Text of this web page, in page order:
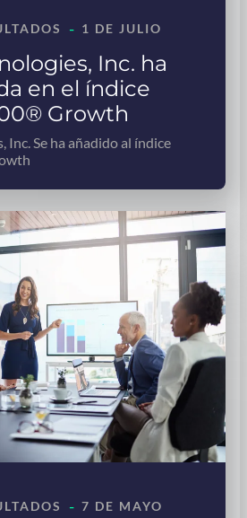
Inc. ha
en el índice
Growth
- 1 DE JULIO
Inc. Se ha añadido al índice
- 7 DE MAYO